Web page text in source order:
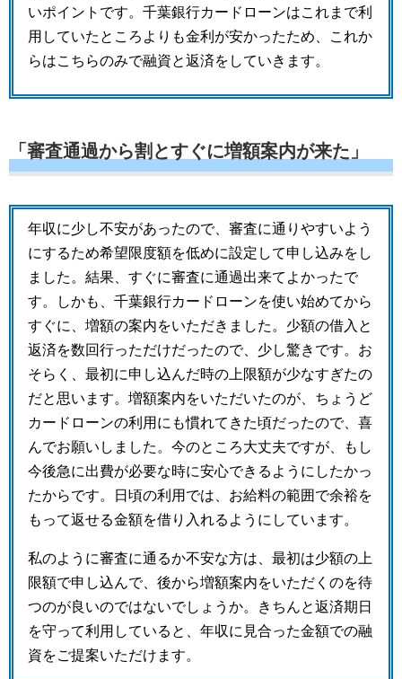
いポイントです。千葉銀行カードローンはこれまで利
用していたところよりも金利が安かったため、これか
らはこちらのみで融資と返済をしていきます。
「審査通過から割とすぐに増額案内が来た」
年収に少し不安があったので、審査に通りやすいよう
にするため希望限度額を低めに設定して申し込みをし
ました。結果、すぐに審査に通過出来てよかったで
す。しかも、千葉銀行カードローンを使い始めてから
すぐに、増額の案内をいただきました。少額の借入と
返済を数回行っただけだったので、少し驚きです。お
そらく、最初に申し込んだ時の上限額が少なすぎたの
だと思います。増額案内をいただいたのが、ちょうど
カードローンの利用にも慣れてきた頃だったので、喜
んでお願いしました。今のところ大丈夫ですが、もし
今後急に出費が必要な時に安心できるようにしたかっ
たからです。日頃の利用では、お給料の範囲で余裕を
もって返せる金額を借り入れるようにしています。
私のように審査に通るか不安な方は、最初は少額の上
限額で申し込んで、後から増額案内をいただくのを待
つのが良いのではないでしょうか。きちんと返済期日
を守って利用していると、年収に見合った金額での融
資をご提案いただけます。